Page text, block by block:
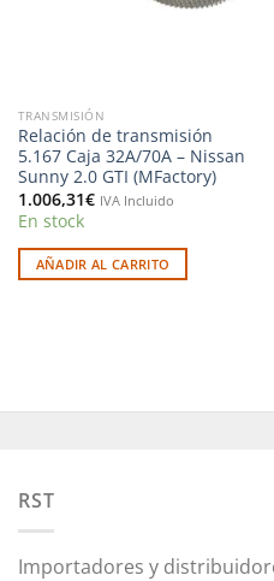
TRANSMISIÓN
Relación de transmisión
5.167 Caja 32A/70A – Nissan
Sunny 2.0 GTI (MFactory)
1.006,31€ IVA Incluido
En stock
AÑADIR AL CARRITO
RST
Importadores y